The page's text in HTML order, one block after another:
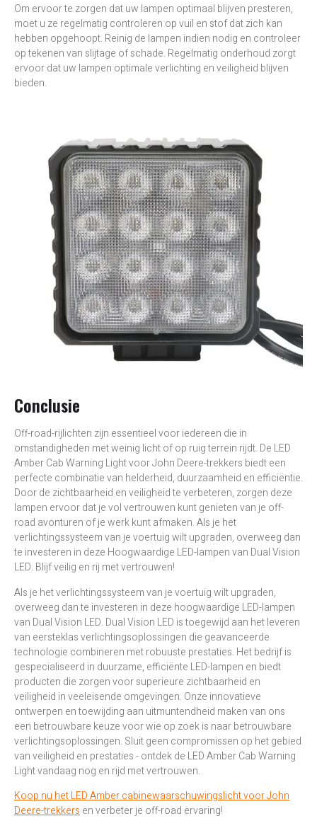
Om ervoor te zorgen dat uw lampen optimaal blijven presteren,
moet u ze regelmatig controleren op vuil en stof dat zich kan
hebben opgehoopt. Reinig de lampen indien nodig en controleer
op tekenen van slijtage of schade. Regelmatig onderhoud zorgt
ervoor dat uw lampen optimale verlichting en veiligheid blijven
bieden.
Conclusie
Off-road-rijlichten zijn essentieel voor iedereen die in
omstandigheden met weinig licht of op ruig terrein rijdt. De LED
Amber Cab Warning Light voor John Deere-trekkers biedt een
perfecte combinatie van helderheid, duurzaamheid en efficiëntie.
Door de zichtbaarheid en veiligheid te verbeteren, zorgen deze
lampen ervoor dat je vol vertrouwen kunt genieten van je off-
road avonturen of je werk kunt afmaken. Als je het
verlichtingssysteem van je voertuig wilt upgraden, overweeg dan
te investeren in deze Hoogwaardige LED-lampen van Dual Vision
LED. Blijf veilig en rij met vertrouwen!
Als je het verlichtingssysteem van je voertuig wilt upgraden,
overweeg dan te investeren in deze hoogwaardige LED-lampen
van Dual Vision LED. Dual Vision LED is toegewijd aan het leveren
van eersteklas verlichtingsoplossingen die geavanceerde
technologie combineren met robuuste prestaties. Het bedrijf is
gespecialiseerd in duurzame, efficiënte LED-lampen en biedt
producten die zorgen voor superieure zichtbaarheid en
veiligheid in veeleisende omgevingen. Onze innovatieve
ontwerpen en toewijding aan uitmuntendheid maken van ons
een betrouwbare keuze voor wie op zoek is naar betrouwbare
verlichtingsoplossingen. Sluit geen compromissen op het gebied
van veiligheid en prestaties - ontdek de LED Amber Cab Warning
Light vandaag nog en rijd met vertrouwen.
Koop nu het LED Amber cabinewaarschuwingslicht voor John
Deere-trekkers en verbeter je off-road ervaring!